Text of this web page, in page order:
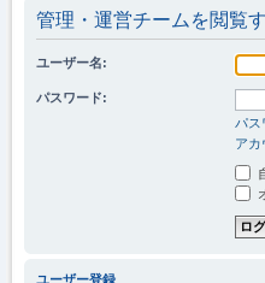
管理・運営チームを閲覧
ユーザー名:
パスワード:
パス
アカ
ユーザー登録